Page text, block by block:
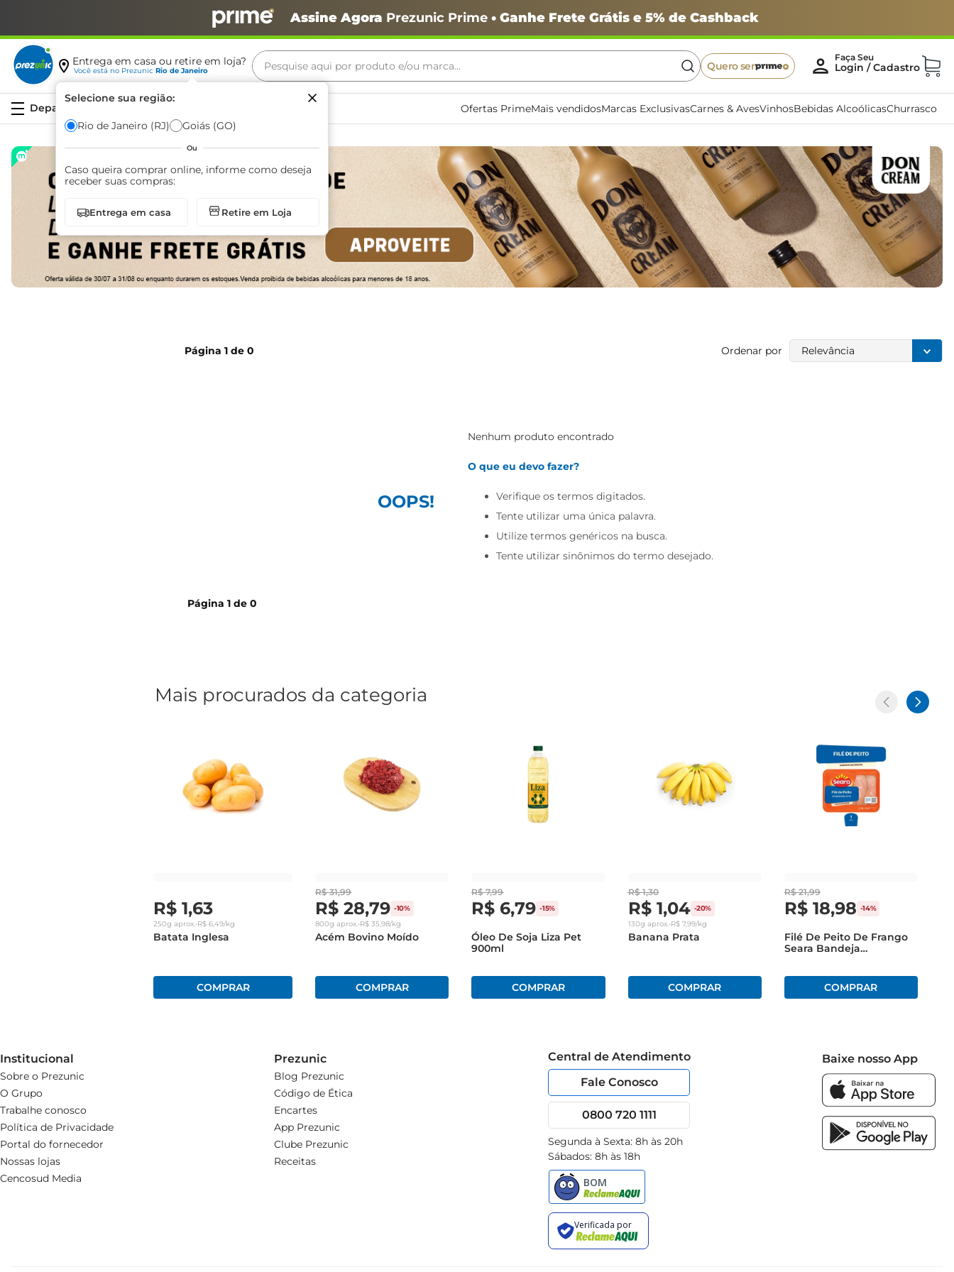
Assine Agora Prezunic Prime• Ganhe Frete Grátis e 5% de Cashback
Entrega em casa ou retire em loja?
Você está no Prezunic Rio de Janeiro
Selecione sua região:
Rio de Janeiro (RJ) Goiás (GO)
Ou
Caso queira comprar online, informe como deseja
receber suas compras:
Entrega em casa Retire em Loja
Pesquise aqui por produto e/ou marca...
Quero ser
Ofertas PrimeMais vendidosMarcas ExclusivasCarnes & AvesVinhosBebidas AlcoólicasChurrasco
Página 1 de 0 Ordenar por Relevância
OOPS!
Nenhum produto encontrado
O que eu devo fazer?
Verifique os termos digitados.
Tente utilizar uma única palavra.
Utilize termos genéricos na busca.
Tente utilizar sinônimos do termo desejado.
Página 1 de 0
Mais procurados da categoria
R$ 1,63
250g aprox.•R$ 6,49/kg
Batata Inglesa
R$ 31,99
R$ 28,79 -10%
800g aprox.•R$ 35,98/kg
Acém Bovino Moído
R$ 7,99
R$ 6,79 -15%
Óleo De Soja Liza Pet
900ml
R$ 1,30
R$ 1,04 -20%
130g aprox.•R$ 7,99/kg
Banana Prata
R$ 21,99
R$ 18,98 -14%
Filé De Peito De Frango
Seara Bandeja
Institucional
Sobre o Prezunic
O Grupo
Trabalhe conosco
Política de Privacidade
Portal do fornecedor
Nossas lojas
Cencosud Media
Prezunic
Blog Prezunic
Código de Ética
Encartes
App Prezunic
Clube Prezunic
Receitas
Central de Atendimento
Fale Conosco
0800 720 1111
Segunda à Sexta: 8h às 20h
Sábados: 8h às 18h
Baixe nosso App
Termos mais buscados
café
biscoito
azeite